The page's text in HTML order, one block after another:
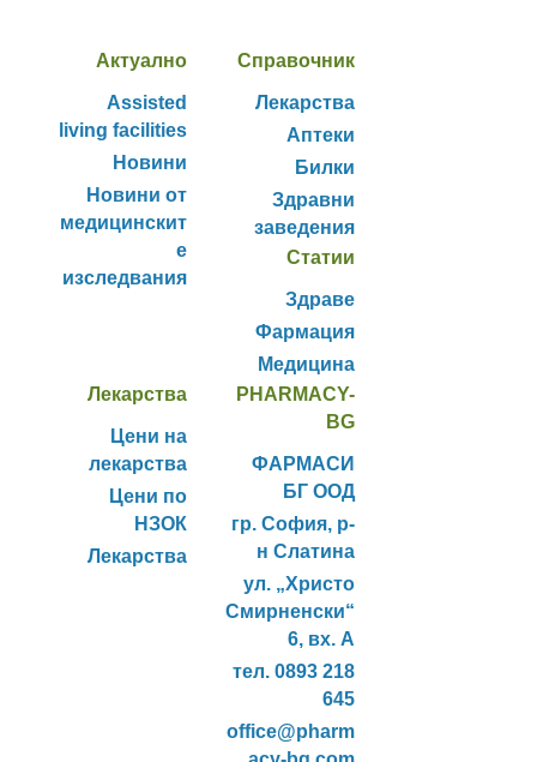
Актуално
Assisted
living facilities
Новини
Новини от
медицинскит
е
изследвания
Справочник
Лекарства
Аптеки
Билки
Здравни
заведения
Статии
Здраве
Фармация
Медицина
Лекарства
Цени на
лекарства
Цени по
НЗОК
Лекарства
PHARMACY-
BG
ФАРМАСИ
БГ ООД
гр. София, р-
н Слатина
ул. „Христо
Смирненски“
6, вх. А
тел. 0893 218
645
office@pharm